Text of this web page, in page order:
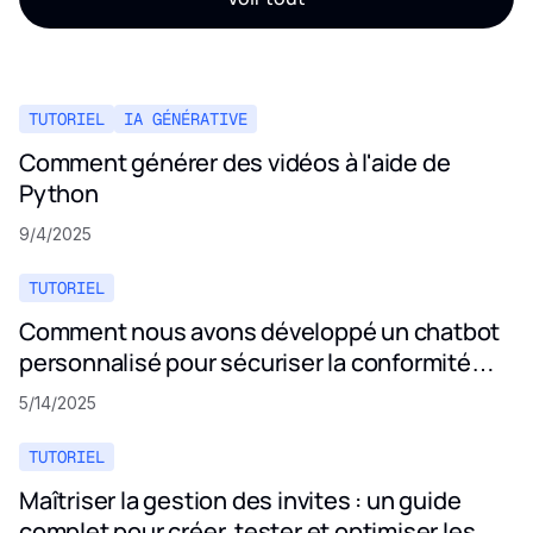
TUTORIEL IA GÉNÉRATIVE
Comment générer des vidéos à l'aide de
Python
9/4/2025
TUTORIEL
Comment nous avons développé un chatbot
personnalisé pour sécuriser la conformité
aux politiques de confidentialité
5/14/2025
TUTORIEL
Maîtriser la gestion des invites : un guide